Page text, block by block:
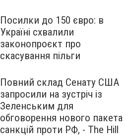
Посилки до 150 євро: в
Україні схвалили
законопроєкт про
скасування пільги
Повний склад Сенату США
запросили на зустріч із
Зеленським для
обговорення нового пакета
санкцій проти РФ, - The Hill